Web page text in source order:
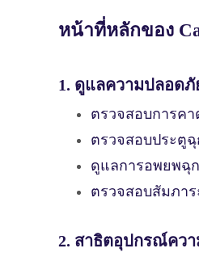
หน้าที่หลักของ
1. ดูแลความปลอด
ตรวจสอบการค
ตรวจสอบประตูฉุ
ดูแลการอพยพฉุ
ตรวจสอบสัมภา
2. สาธิตอุปกรณ์คว